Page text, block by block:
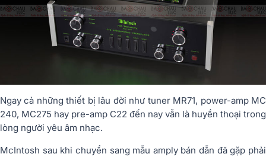
Ngay cả những thiết bị lâu đời như tuner MR71, power-amp MC
240, MC275 hay pre-amp C22 đến nay vẫn là huyền thoại trong
lòng người yêu âm nhạc.
McIntosh sau khi chuyển sang mẫu amply bán dẫn đã gặp phải